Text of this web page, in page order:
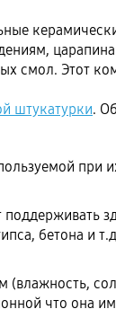
смол. Этот
штукатурки.
при
поддерживать
бетона и
(влажность,
что она